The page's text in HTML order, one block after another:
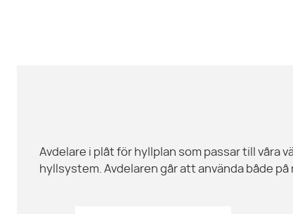
Avdelare i plåt för hyllplan som passar till våra
hyllsystem. Avdelaren går att använda både